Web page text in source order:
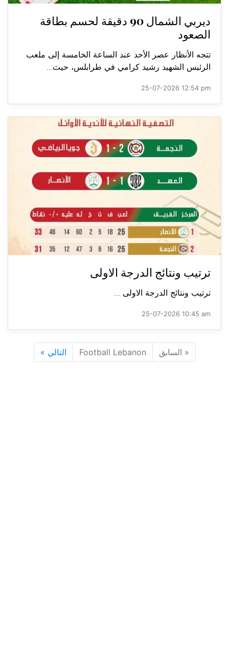
ديربي الشمال 90 دقيقة لحسم بطاقة
الصعود
تتجه الأنظار عصر الأحد عند الساعة الخامسة إلى ملعب
الرئيس الشهيد رشيد كرامي في طرابلس، حيث...
25-07-2026 12:54 pm
ترتيب ونتائج الدرجة الاولى
ترتيب ونتائج الدرجة الاولى ...
25-07-2026 10:45 am
« السابق Football Lebanon التالي »